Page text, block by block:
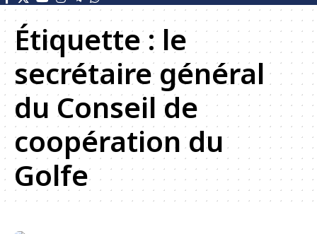
Étiquette : le
secrétaire général
du Conseil de
coopération du
Golfe